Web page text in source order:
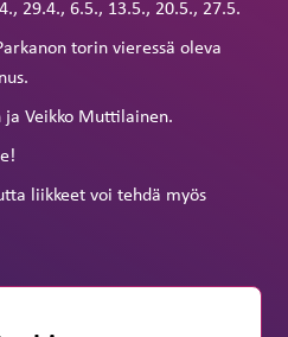
29.4., 6.5., 13.5., 20.5., 27.5.
torin vieressä oleva
Veikko Muttilainen.
liikkeet voi tehdä myös